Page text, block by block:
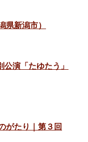
県新潟市）
演「たゆたう」
がたり｜第３回